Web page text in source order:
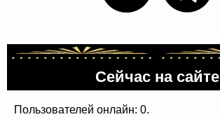
Сейчас на сайте
Пользователей онлайн: 0.